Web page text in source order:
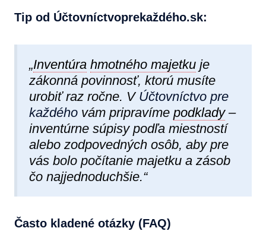
Tip od Účtovníctvoprekaždéh​o.sk:
„Inventúra hmotného majetku je
zákonná povinnosť, ktorú musíte
urobiť raz ročne. V Účtovníctvo pre
každého vám pripravíme podklady–
inventúrne súpisy podľa miestností
alebo zodpovedných osôb, aby pre
vás bolo počítanie majetku a zásob
čo najjednoduchšie.“
Často kladené otázky (FAQ)